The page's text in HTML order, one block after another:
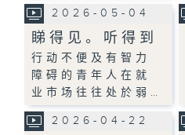
2026-05-04
睇得见。听得到
行动不便及有智力
障碍的青年人在就
业市场往往处於弱…
2026-04-22